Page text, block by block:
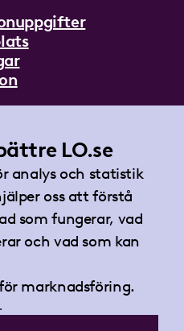
LO.se
analys och statistik
oss att förstå
som fungerar, vad
och vad som kan
marknadsföring.
.